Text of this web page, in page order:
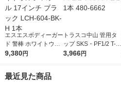
エスエスボディーガー
ド 警棒 ホワイトウル
フ スチール 17インチ
9,380円
トラスコ中山 管用タ
ップ SKS・PF1/2 T-K
N-PF1/2 1本 480-666
3,966円
最近見た商品